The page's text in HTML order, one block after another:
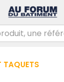
TAQUETS